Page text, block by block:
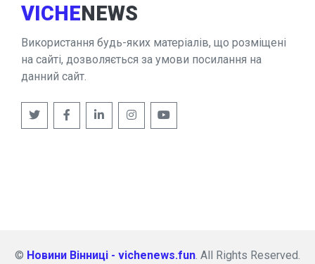
VICHENEWS
Використання будь-яких матеріалів, що розміщені
на сайті, дозволяється за умови посилання на
данний сайт.
© Новини Вінниці - vichenews.fun . All Rights Reserved.